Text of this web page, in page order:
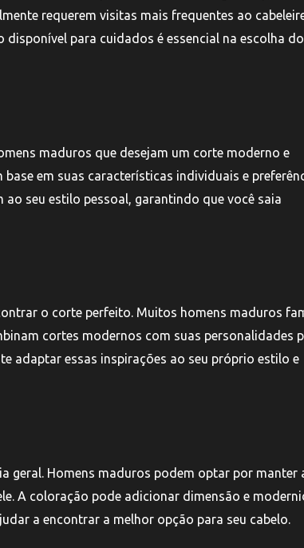
requerem visitas mais frequentes ao
para cuidados é essencial na escolha
maduros que desejam um corte moderno e
em suas características individuais e
seu estilo pessoal, garantindo que você saia
o corte perfeito. Muitos homens maduros
cortes modernos com suas personalidades
adaptar essas inspirações ao seu próprio estilo e
geral. Homens maduros podem optar por manter
A coloração pode adicionar dimensão e
a encontrar a melhor opção para seu cabelo.